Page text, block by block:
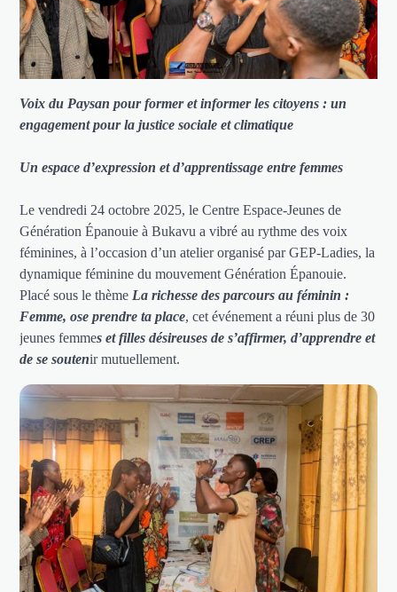
Voix du Paysan pour former et informer les citoyens : un
engagement pour la justice sociale et climatique
Un espace d’expression et d’apprentissage entre femmes
Le vendredi 24 octobre 2025, le Centre Espace-Jeunes de
Génération Épanouie à Bukavu a vibré au rythme des voix
féminines, à l’occasion d’un atelier organisé par GEP-Ladies, la
dynamique féminine du mouvement Génération Épanouie.
Placé sous le thème La richesse des parcours au féminin :
Femme, ose prendre ta place, cet événement a réuni plus de 30
jeunes femmes et filles désireuses de s’affirmer, d’apprendre et
de se soutenir mutuellement.